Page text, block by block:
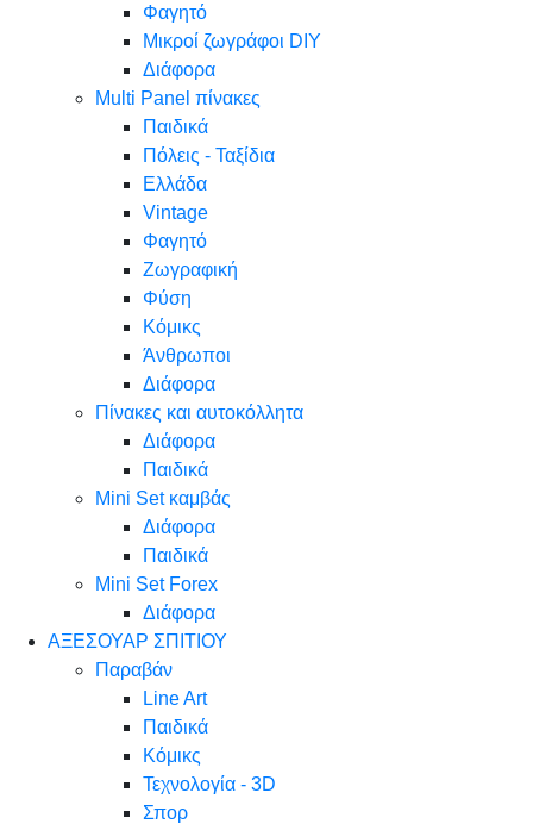
Φαγητό
Μικροί ζωγράφοι DIY
Διάφορα
Multi Panel πίνακες
Παιδικά
Πόλεις - Ταξίδια
Ελλάδα
Vintage
Φαγητό
Ζωγραφική
Φύση
Κόμικς
Άνθρωποι
Διάφορα
Πίνακες και αυτοκόλλητα
Διάφορα
Παιδικά
Mini Set καμβάς
Διάφορα
Παιδικά
Mini Set Forex
Διάφορα
ΑΞΕΣΟΥΑΡ ΣΠΙΤΙΟΥ
Παραβάν
Line Art
Παιδικά
Κόμικς
Τεχνολογία - 3D
Σπορ